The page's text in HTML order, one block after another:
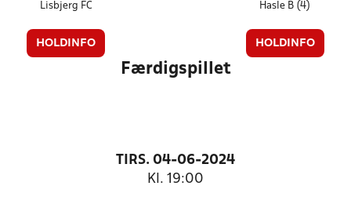
Lisbjerg FC
HOLDINFO
Hasle B (4)
HOLDINFO
Færdigspillet
TIRS. 04-06-2024
Kl. 19:00